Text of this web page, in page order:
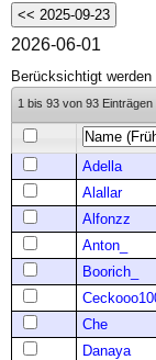
2026-06-01
Berücksichtigt
1 bis 93 von 93 Einträgen
Adella
Alallar
Alfonzz
Anton_
Boorich_
Che
Danaya